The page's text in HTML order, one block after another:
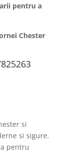
pentru a
Chester
si
si sigure.
pentru